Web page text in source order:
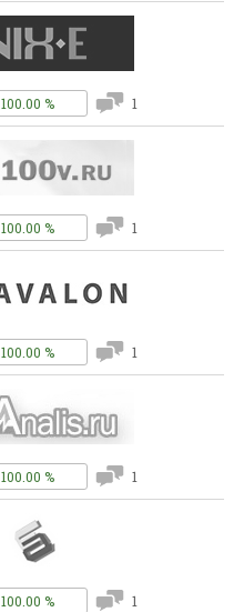
100.00 % 1
100.00 % 1
100.00 % 1
100.00 % 1
100.00 % 1